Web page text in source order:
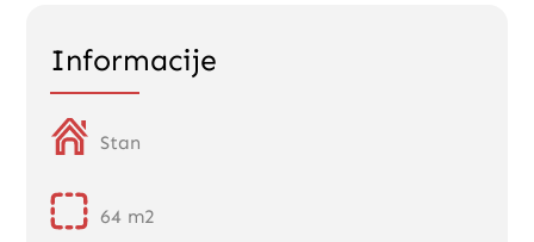
Informacije
Stan
64 m2